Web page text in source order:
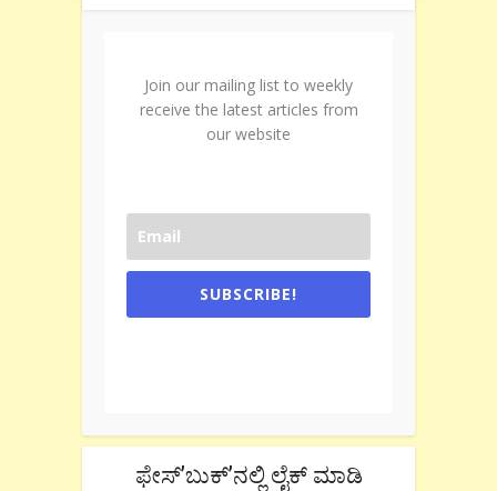
Join our mailing list to weekly
receive the latest articles from
our website
SUBSCRIBE!
ಫೇಸ್’ಬುಕ್’ನಲ್ಲಿ ಲೈಕ್ ಮಾಡಿ